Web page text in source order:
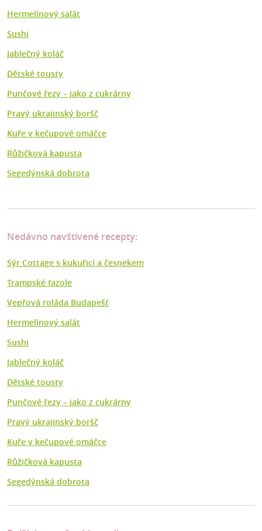
Hermelínový salát
Sushi
Jablečný koláč
Dětské tousty
Punčové řezy – jako z cukrárny
Pravý ukrajinský boršč
Kuře v kečupové omáčce
Růžičková kapusta
Segedýnská dobrota
Nedávno navštívené recepty:
Sýr Cottage s kukuřicí a česnekem
Trampské fazole
Vepřová roláda Budapešť
Hermelínový salát
Sushi
Jablečný koláč
Dětské tousty
Punčové řezy – jako z cukrárny
Pravý ukrajinský boršč
Kuře v kečupové omáčce
Růžičková kapusta
Segedýnská dobrota